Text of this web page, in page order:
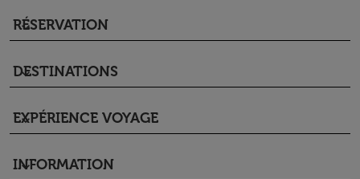
RÉSERVATION
keyboard_arrow_down
DESTINATIONS
keyboard_arrow_down
EXPÉRIENCE VOYAGE
keyboard_arrow_down
INFORMATION
keyboard_arrow_down